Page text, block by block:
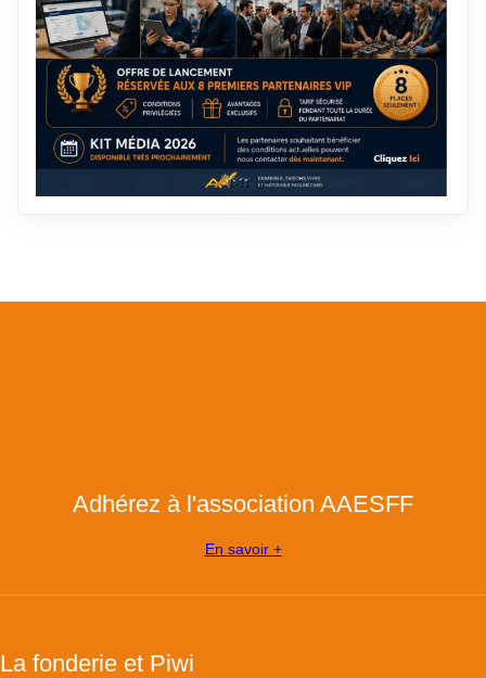
Adhérez à l'association AAESFF
En savoir +
La fonderie et Piwi